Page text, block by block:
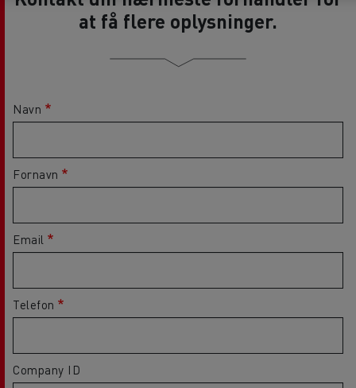
at få flere oplysninger.
Navn
Fornavn
Email
Telefon
Company ID